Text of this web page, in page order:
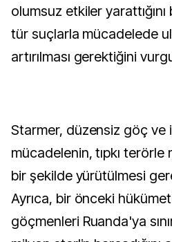
olumsuz etkiler
tür suçlarla mücadelede
artırılması gerektiğini
Starmer, düzensiz göç ve
mücadelenin, tıpkı terörle
bir şekilde yürütülmesi
Ayrıca, bir önceki
göçmenleri Ruanda'ya